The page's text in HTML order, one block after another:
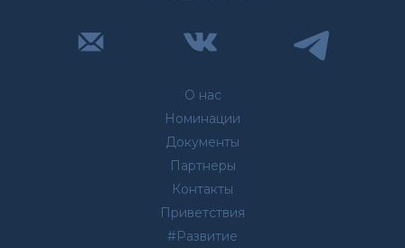
О нас
Номинации
Документы
Партнеры
Контакты
Приветствия
#Развитие